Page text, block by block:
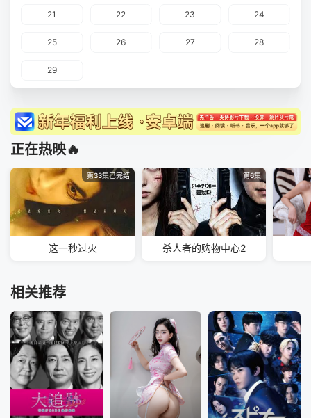
21 22 23 24
25 26 27 28
29
正在热映🔥
第33集已完结
这一秒过火
第6集
杀人者的购物中心2
相关推荐